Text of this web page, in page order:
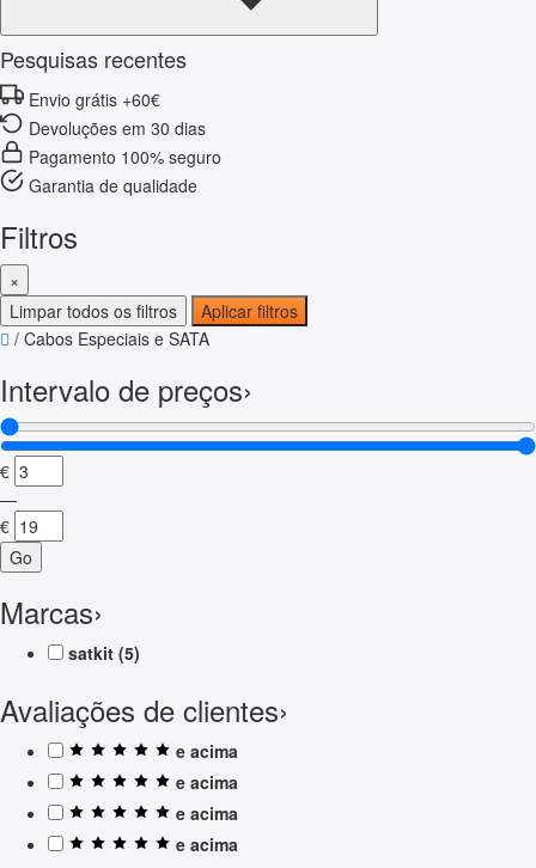
Pesquisas recentes
Envio grátis +60€
Devoluções em 30 dias
Pagamento 100% seguro
Garantia de qualidade
Filtros
×
Limpar todos os filtros
Aplicar filtros
/ Cabos Especiais e SATA
Intervalo de preços›
€
—
€
Go
Marcas›
satkit (5)
Avaliações de clientes›
e acima
e acima
e acima
e acima